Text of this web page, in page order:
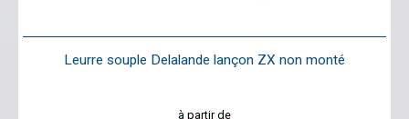
Leurre souple Delalande lançon ZX non monté
à partir de